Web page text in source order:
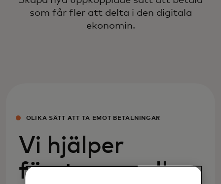
som får fler att delta i den digitala
ekonomin.
OLIKA SÄTT ATT TA EMOT BETALNINGAR
Vi hjälper
företag av alla